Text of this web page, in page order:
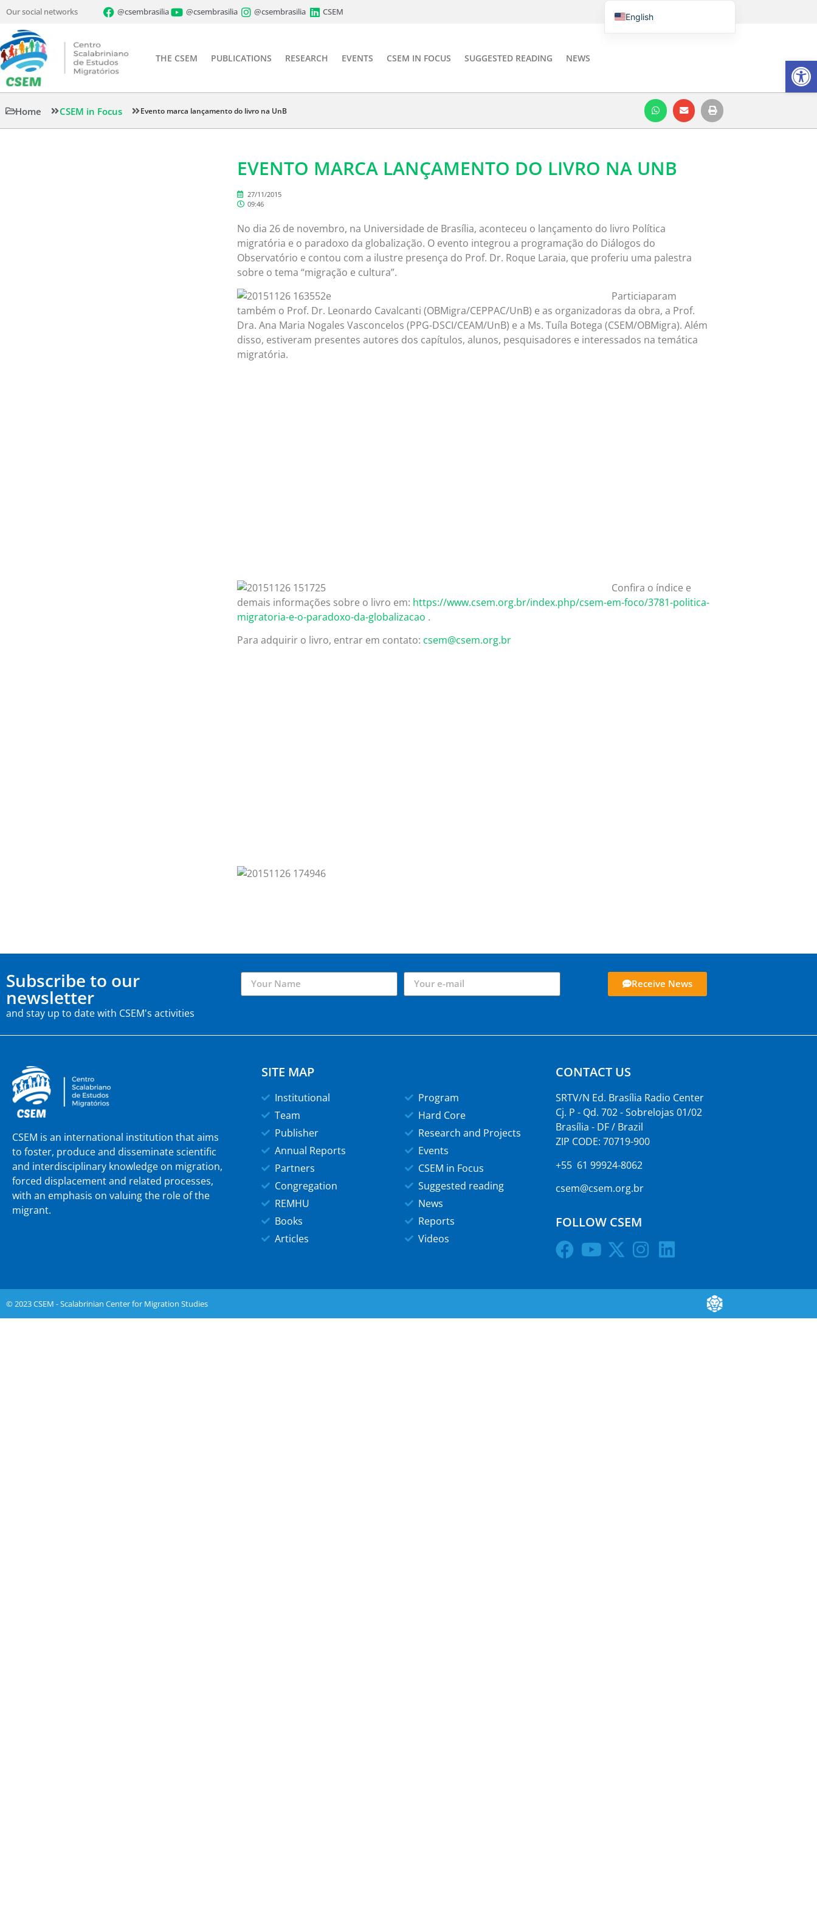
Our social networks @csembrasilia @csembrasilia @csembrasilia CSEM
THE CSEM PUBLICATIONS RESEARCH EVENTS CSEM IN FOCUS SUGGESTED READING NEWS
Home CSEM in Focus Evento marca lançamento do livro na UnB
EVENTO MARCA LANÇAMENTO DO LIVRO NA UNB
27/11/2015
09:46
No dia 26 de novembro, na Universidade de Brasília, aconteceu o lançamento do livro Política
migratória e o paradoxo da globalização. O evento integrou a programação do Diálogos do
Observatório e contou com a ilustre presença do Prof. Dr. Roque Laraia, que proferiu uma palestra
sobre o tema “migração e cultura”.
Particiaparam
também o Prof. Dr. Leonardo Cavalcanti (OBMigra/CEPPAC/UnB) e as organizadoras da obra, a Prof.
Dra. Ana Maria Nogales Vasconcelos (PPG-DSCI/CEAM/UnB) e a Ms. Tuíla Botega (CSEM/OBMigra). Além
disso, estiveram presentes autores dos capítulos, alunos, pesquisadores e interessados na temática
migratória.
Confira o índice e
demais informações sobre o livro em: https://www.csem.org.br/index.php/csem-em-foco/3781-politica-
migratoria-e-o-paradoxo-da-globalizacao .
Para adquirir o livro, entrar em contato: csem@csem.org.br
Subscribe to our
newsletter
and stay up to date with CSEM's activities
Receive News
CSEM is an international institution that aims
to foster, produce and disseminate scientific
and interdisciplinary knowledge on migration,
forced displacement and related processes,
with an emphasis on valuing the role of the
migrant.
SITE MAP
Institutional
Team
Publisher
Annual Reports
Partners
Congregation
REMHU
Books
Articles
Program
Hard Core
Research and Projects
Events
CSEM in Focus
Suggested reading
News
Reports
Videos
CONTACT US
SRTV/N Ed. Brasília Radio Center
Cj. P - Qd. 702 - Sobrelojas 01/02
Brasília - DF / Brazil
ZIP CODE: 70719-900
+55 61 99924-8062
csem@csem.org.br
FOLLOW CSEM
© 2023 CSEM - Scalabrinian Center for Migration Studies
English